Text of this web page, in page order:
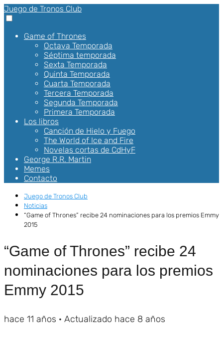
Juego de Tronos Club
Game of Thrones
Octava Temporada
Séptima temporada
Sexta Temporada
Quinta Temporada
Cuarta Temporada
Tercera Temporada
Segunda Temporada
Primera Temporada
Los libros
Canción de Hielo y Fuego
The World of Ice and Fire
Novelas cortas de CdHyF
George R.R. Martin
Memes
Contacto
Juego de Tronos Club
Noticias
“Game of Thrones” recibe 24 nominaciones para los premios Emmy
2015
“Game of Thrones” recibe 24
nominaciones para los premios
Emmy 2015
hace 11 años · Actualizado hace 8 años